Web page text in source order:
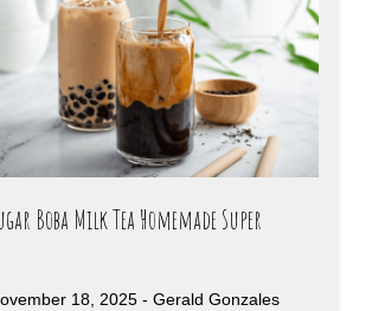
Boba Milk Tea Homemade Super
18, 2025 - Gerald Gonzales